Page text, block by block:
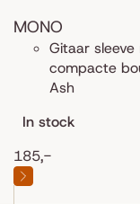
MONO
Gitaar sleeve
compacte
Ash
In stock
185,-